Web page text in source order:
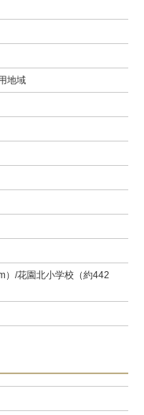
地域
）/花園北小学校（約442